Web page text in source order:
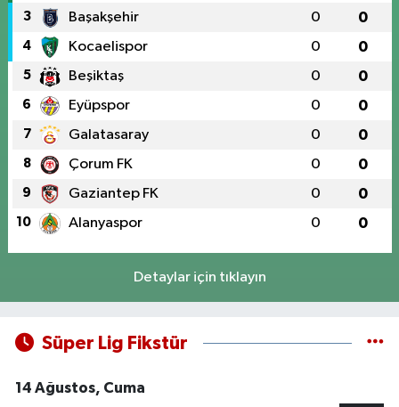
3 Başakşehir 0 0
4 Kocaelispor 0 0
5 Beşiktaş 0 0
6 Eyüpspor 0 0
7 Galatasaray 0 0
8 Çorum FK 0 0
9 Gaziantep FK 0 0
10 Alanyaspor 0 0
Detaylar için tıklayın
Süper Lig Fikstür
14 Ağustos, Cuma